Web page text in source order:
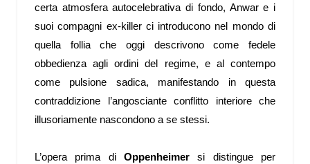
certa atmosfera autocelebrativa di fondo, Anwar e i
suoi compagni ex-killer ci introducono nel mondo di
quella follia che oggi descrivono come fedele
obbedienza agli ordini del regime, e al contempo
come pulsione sadica, manifestando in questa
contraddizione l’angosciante conflitto interiore che
illusoriamente nascondono a se stessi.
L’opera prima di Oppenheimer si distingue per